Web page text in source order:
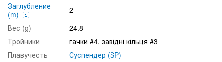
Заглубление
(m)
2
Вес (g)
24.8
Тройники
гачки #4, завідні кільця #3
Плавучесть
Суспендер (SP)